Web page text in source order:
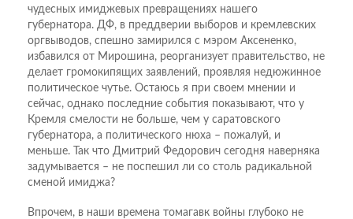
чудесных имиджевых превращениях нашего
губернатора. ДФ, в преддверии выборов и кремлевских
оргвыводов, спешно замирился с мэром Аксененко,
избавился от Мирошина, реорганизует правительство, не
делает громокипящих заявлений, проявляя недюжинное
политическое чутье. Остаюсь я при своем мнении и
сейчас, однако последние события показывают, что у
Кремля смелости не больше, чем у саратовского
губернатора, а политического нюха – пожалуй, и
меньше. Так что Дмитрий Федорович сегодня наверняка
задумывается – не поспешил ли со столь радикальной
сменой имиджа?
Впрочем, в наши времена томагавк войны глубоко не